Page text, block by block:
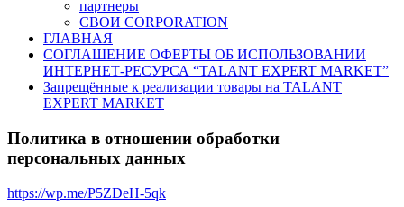
партнеры
СВОИ CORPORATION
ГЛАВНАЯ
СОГЛАШЕНИЕ ОФЕРТЫ ОБ ИСПОЛЬЗОВАНИИ
ИНТЕРНЕТ-РЕСУРСА “TALANT EXPERT MARKET”
Запрещённые к реализации товары на TALANT
EXPERT MARKET
Политика в отношении обработки
персональных данных
https://wp.me/P5ZDeH-5qk